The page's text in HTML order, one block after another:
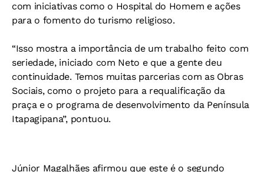
com iniciativas como o Hospital do Homem e ações
para o fomento do turismo religioso.
“Isso mostra a importância de um trabalho feito com
seriedade, iniciado com Neto e que a gente deu
continuidade. Temos muitas parcerias com as Obras
Sociais, como o projeto para a requalificação da
praça e o programa de desenvolvimento da Península
Itapagipana”, pontuou.
Júnior Magalhães afirmou que este é o segundo